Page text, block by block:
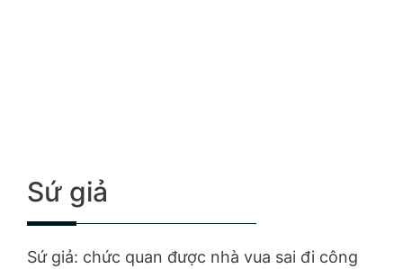
Sứ giả
Sứ giả: chức quan được nhà vua sai đi công